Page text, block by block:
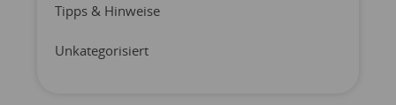
Tipps & Hinweise
Unkategorisiert